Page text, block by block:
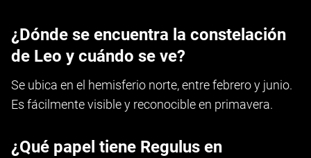
¿Dónde se encuentra la constelación
de Leo y cuándo se ve?
Se ubica en el hemisferio norte, entre febrero y junio.
Es fácilmente visible y reconocible en primavera.
¿Qué papel tiene Regulus en